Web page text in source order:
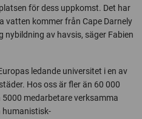
för dess uppkomst. Det har
kommer från Cape Darnely
nybildning av havsis, säger Fabien
ledande universitet i en av
Hos oss är fler än 60 000
5000 medarbetare verksamma
humanistisk-